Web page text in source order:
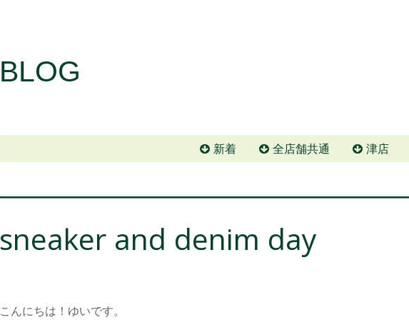
BLOG
新着 全店舗共通 津店
sneaker and denim day
こんにちは！ゆいです。